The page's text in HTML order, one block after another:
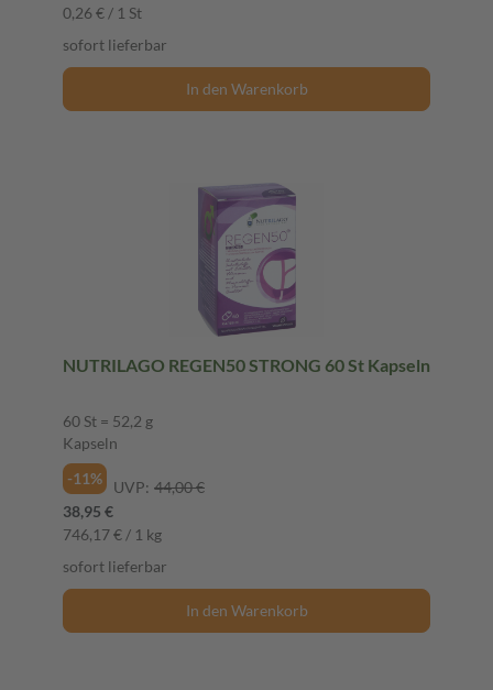
0,26 € / 1 St
sofort lieferbar
In den Warenkorb
NUTRILAGO REGEN50 STRONG 60 St Kapseln
60 St = 52,2 g
Kapseln
-11%
UVP: 44,00 €
38,95 €
746,17 € / 1 kg
sofort lieferbar
In den Warenkorb